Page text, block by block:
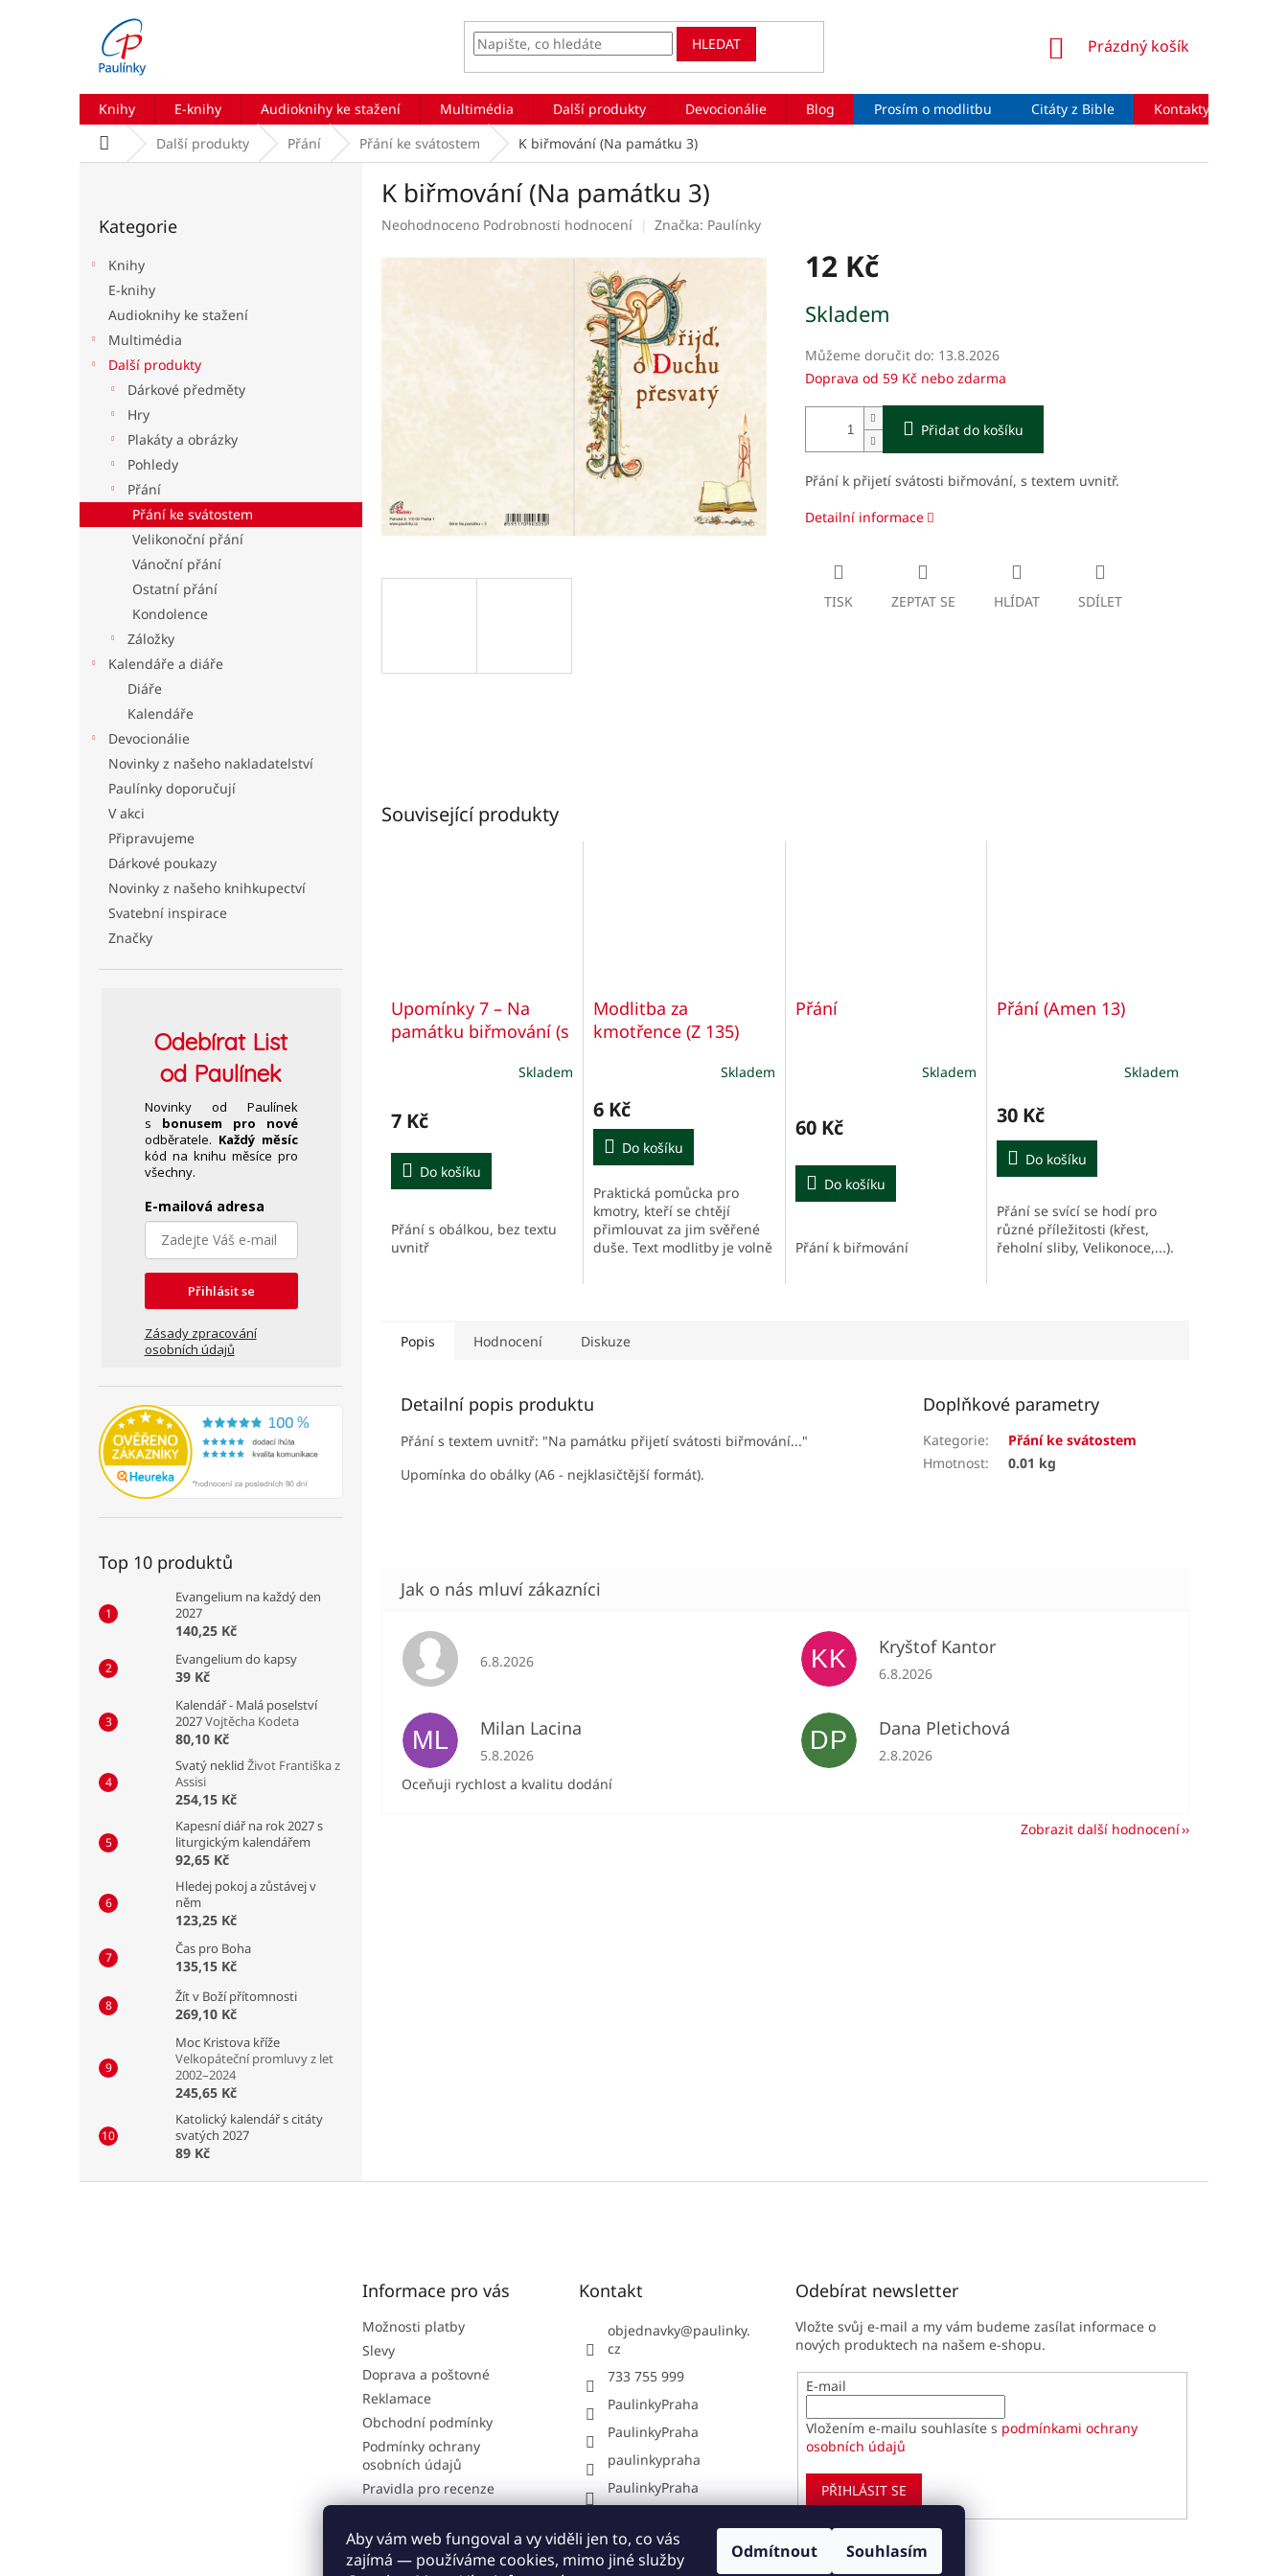
Aby vám web fungoval a vy viděli jen to, co vás
zajímá — používáme cookies, mimo jiné služby
Odmítnout Souhlasím
HLEDAT
NÁKUPNÍ
Prázdný košík
Knihy E-knihy Audioknihy ke stažení Multimédia Další produkty Devocionálie Blog Prosím o modlitbu Citáty z Bible Kontakty
Domů Další produkty Přání Přání ke svátostem K biřmování (Na památku 3)
kategorie
Kategorie
Knihy
E-knihy
Audioknihy ke stažení
Multimédia
Další produkty
Dárkové předměty
Hry
Plakáty a obrázky
Pohledy
Přání
Přání ke svátostem
Velikonoční přání
Vánoční přání
Ostatní přání
Kondolence
Záložky
Kalendáře a diáře
Diáře
Kalendáře
Devocionálie
Novinky z našeho nakladatelství
Paulínky doporučují
V akci
Připravujeme
Dárkové poukazy
Novinky z našeho knihkupectví
Svatební inspirace
Značky
OdebíratList
od Paulínek
Novinky od Paulínek
s bonusem pro nové
odběratele. Každý měsíc
kód na knihu měsíce pro
všechny.
E-mailová adresa
Přihlásit se
Zásady zpracování
osobních údajů
Top 10 produktů
Evangelium na každý den
2027
140,25 Kč
Evangelium do kapsy
39 Kč
Kalendář - Malá poselství
2027Vojtěcha Kodeta
80,10 Kč
Svatý neklid Život Františka z
Assisi
254,15 Kč
Kapesní diář na rok 2027 s
liturgickým kalendářem
92,65 Kč
Hledej pokoj a zůstávej v
něm
123,25 Kč
Čas pro Boha
135,15 Kč
Žít v Boží přítomnosti
269,10 Kč
Moc Kristova kříže
Velkopáteční promluvy z let
2002–2024
245,65 Kč
Katolický kalendář s citáty
svatých 2027
89 Kč
K biřmování (Na památku 3)
Průměrné
produktu
Neohodnoceno Podrobnosti hodnocení Značka: Paulínky
12 Kč
cena:
Skladem
Můžeme doručit do: 13.8.2026
Doprava od 59 Kč nebo zdarma
Přidat do košíku
Přání k přijetí svátosti biřmování, s textem uvnitř.
Detailní informace
TISK ZEPTAT SE HLÍDAT SDÍLET
Související produkty
Upomínky 7 – Na
památku biřmování (s
Skladem
7 Kč
Do košíku
Přání s obálkou, bez textu
uvnitř
Modlitba za
kmotřence (Z 135)
Skladem
6 Kč
Do košíku
Praktická pomůcka pro
kmotry, kteří se chtějí
přimlouvat za jim svěřené
duše. Text modlitby je volně
Přání
Skladem
60 Kč
Do košíku
Přání k biřmování
Přání (Amen 13)
Skladem
30 Kč
Do košíku
Přání se svící se hodí pro
různé příležitosti (křest,
řeholní sliby, Velikonoce,...).
Popis Hodnocení Diskuze
Detailní popis produktu
Přání s textem uvnitř: "Na památku přijetí svátosti biřmování..."
Upomínka do obálky (A6 - nejklasičtější formát).
Doplňkové parametry
Kategorie:
Přání ke svátostem
Hmotnost: 0.01 kg
Hodnocení obchodu je 5 z 5 hvězdiček.
6.8.2026 KK Kryštof Kantor
Hodnocení obchodu je 5 z 5 hvězdiček.
6.8.2026
ML Milan Lacina
Hodnocení obchodu je 5 z 5 hvězdiček.
5.8.2026
Oceňuji rychlost a kvalitu dodání
DP Dana Pletichová
Hodnocení obchodu je 5 z 5 hvězdiček.
2.8.2026
Zobrazit další hodnocení
Informace pro vás
Možnosti platby
Slevy
Doprava a poštovné
Reklamace
Obchodní podmínky
Podmínky ochrany
osobních údajů
Pravidla pro recenze
Odstoupení od smlouvy
Proč nakoupit u nás?
Kontakt
objednavky@paulinky.
cz
733 755 999
PaulinkyPraha
PaulinkyPraha
paulinkypraha
PaulinkyPraha
Odebírat newsletter
Vložte svůj e-mail a my vám budeme zasílat informace o
nových produktech na našem e-shopu.
E-mail
Vložením e-mailu souhlasíte s podmínkami ochrany
osobních údajů
PŘIHLÁSIT SE